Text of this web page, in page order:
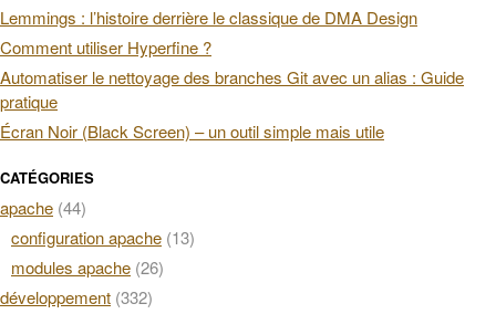
Lemmings : l’histoire derrière le classique de DMA Design
Comment utiliser Hyperfine ?
Automatiser le nettoyage des branches Git avec un alias : Guide
pratique
Écran Noir (Black Screen) – un outil simple mais utile
CATÉGORIES
apache (44)
configuration apache (13)
modules apache (26)
développement (332)